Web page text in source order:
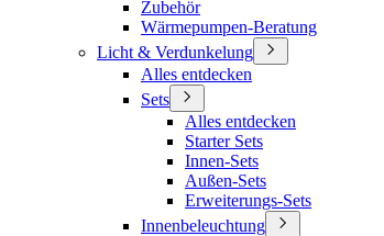
Zubehör
Wärmepumpen-Beratung
Licht & Verdunkelung
Alles entdecken
Sets
Alles entdecken
Starter Sets
Innen-Sets
Außen-Sets
Erweiterungs-Sets
Innenbeleuchtung